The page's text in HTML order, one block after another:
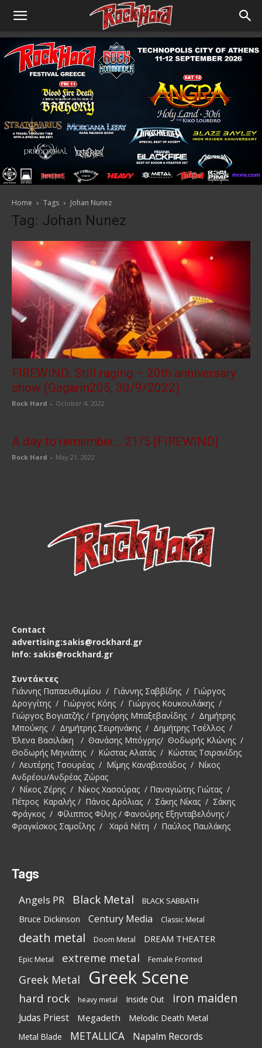
Home Tags Johan Nunez
Tag: Johan Nunez
FIREWIND: Still raging – 20th anniversary
show (Gagarin205, 30/9/2022)
Rock Hard - October 4, 2022
A day to remember… 21/5 [FIREWIND]
Rock Hard - May 21, 2022
Contact
advertising:sakis@rockhard.gr
Info: sakis@rockhard.gr
Συντάκτες
Γιάννης Παπαευθυμίου / Γιάννης Σαββίδης / Γιώργος
Δρογγίτης / Γιώργος Κόης / Γιώργος Κουκουλάκης /
Γιώργος Βογιατζής / Γρηγόρης Μπαξεβανίδης / Δημήτρης
Μπούκης / Δημήτρης Σειρηνάκης / Δημήτρης Τσέλλος /
Έλενα Βασιλάκη / Θανάσης Μπόγρης/ Θοδωρής Κλώνης /
Θοδωρής Μηνιάτης / Κώστας Αλατάς / Κώστας Τσιρανίδης
/ Λευτέρης Τσουρέας / Μίμης Καναβιτσάδος / Νίκος
Ανδρέου/Ανδρέας Ζώρας
/ Νίκος Ζέρης / Νίκος Χασούρας / Παναγιώτης Γιώτας /
Πέτρος Καραλής / Πάνος Δρόλιας / Σάκης Νίκας / Σάκης
Φράγκος / Φίλιππος Φίλης / Φανούρης Εξηνταβελόνης /
Φραγκίσκος Σαμοΐλης / Χαρά Νέτη / Παύλος Παυλάκης
Tags
Angels PR Black Metal BLACK SABBATH
Bruce Dickinson Century Media Classic Metal
death metal Doom Metal DREAM THEATER
Epic Metal extreme metal Female Fronted
Greek Metal Greek Scene
hard rock heavy metal Inside Out iron maiden
Judas Priest Megadeth Melodic Death Metal
Metal Blade METALLICA Napalm Records